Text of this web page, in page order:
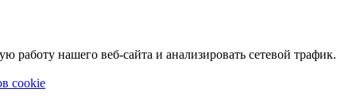
нашего веб-сайта и анализировать сетевой трафик.
cookie